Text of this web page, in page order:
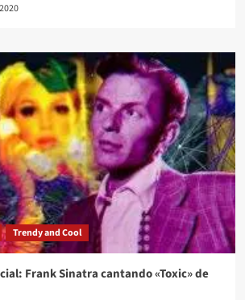
Trendy and Cool
Frank Sinatra cantando «Toxic» de